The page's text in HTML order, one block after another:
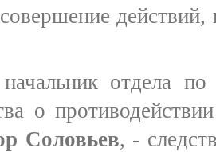
отдела по
о
Соловьев, -